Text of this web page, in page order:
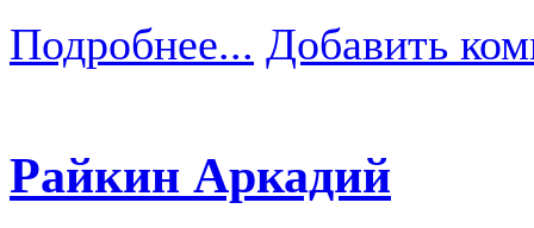
Подробнее... Добавить
Райкин Аркадий